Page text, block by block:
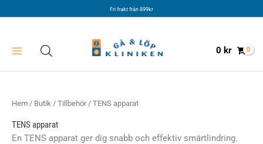
Fri frakt från 899kr
0 kr
Hem / Butik / Tillbehör/ TENS apparat
TENS apparat
En TENS apparat ger dig snabb och effektiv smärtlindring.